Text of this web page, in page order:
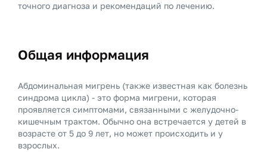
точного диагноза и рекомендаций по лечению.
Общая информация
Абдоминальная мигрень (также известная как болезнь
синдрома цикла) - это форма мигрени, которая
проявляется симптомами, связанными с желудочно-
кишечным трактом. Обычно она встречается у детей в
возрасте от 5 до 9 лет, но может происходить и у
взрослых.